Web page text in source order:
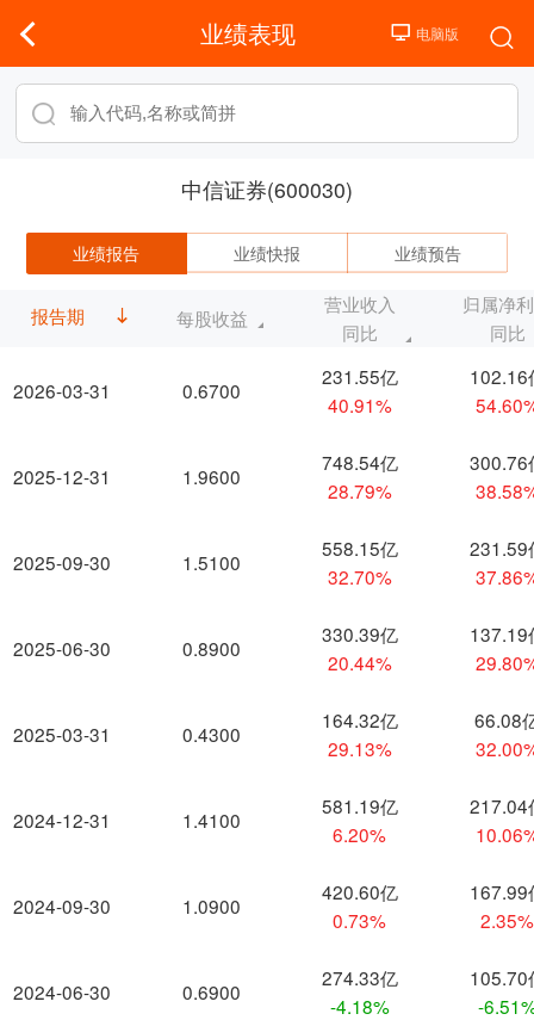
业绩表现
中信证券(600030)
业绩报告 业绩快报 业绩预告
报告期
2026-03-31
2025-12-31
2025-09-30
2025-06-30
2025-03-31
2024-12-31
2024-09-30
2024-06-30
每股收益
营业收入
同比
归属净
同比
0.6700
231.55亿
40.91%
102.16
1.9600
748.54亿
28.79%
300.76
1.5100
558.15亿
32.70%
231.59
0.8900
330.39亿
20.44%
137.19
0.4300
164.32亿
29.13%
66.08
1.4100
581.19亿
6.20%
217.04
1.0900
420.60亿
0.73%
167.99
2.35%
0.6900
274.33亿
-4.18%
105.70
-